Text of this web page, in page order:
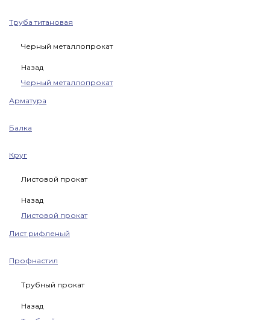
Труба титановая
Черный металлопрокат
Назад
Черный металлопрокат
Арматура
Балка
Круг
Листовой прокат
Назад
Листовой прокат
Лист рифленый
Профнастил
Трубный прокат
Назад